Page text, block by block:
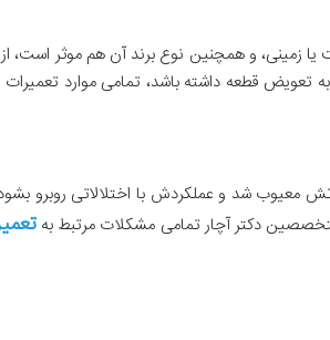
زمینی، و همچنین نوع برند آن هم موثر است، از
تعویض قطعه داشته باشد، تمامی موارد
معیوب شد و عملکردش با اختلالاتی روبرو بشود
دکتر آچار تمامی مشکلات مرتبط به